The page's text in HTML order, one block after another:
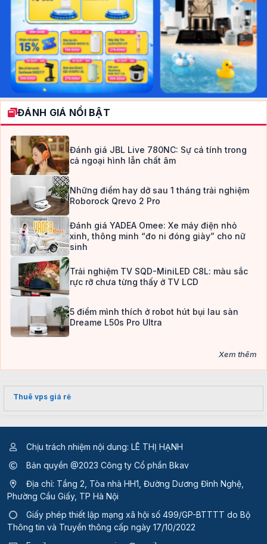
ĐÁNH GIÁ NỔI BẬT
Đánh giá JBL Live 780NC: Sự cá tính trong
cả ngoại hình lẫn chất âm
Những điểm hay dở sau 1 tháng trải nghiệm
Roborock Qrevo 2 Pro
Đánh giá YADEA Omee: Xe máy điện nhỏ
xinh, thông minh “đo ni đóng giày” cho nữ
sinh
Trải nghiệm TV SQD-MiniLED C8L: màu sắc
rực rỡ chưa từng thấy ở TV LCD
5 điểm mình thích ở robot hút bụi lau sàn
Dreame L50s Pro Ultra
Xem thêm
Thuê vps giá rẻ
Chịu trách nhiệm nội dung: LÊ THỊ HẠNH
Bản quyền @2023 Công ty Cổ phần Bkav
Địa chỉ: Tầng 2, Tòa nhà HH1, Đường Dương Đình Nghệ,
Phường Cầu Giấy, TP Hà Nội
Giấy phép thiết lập mạng xã hội số 499/GP-BTTTT do Bộ
Thông tin và Truyền thông cấp ngày 17/10/2022